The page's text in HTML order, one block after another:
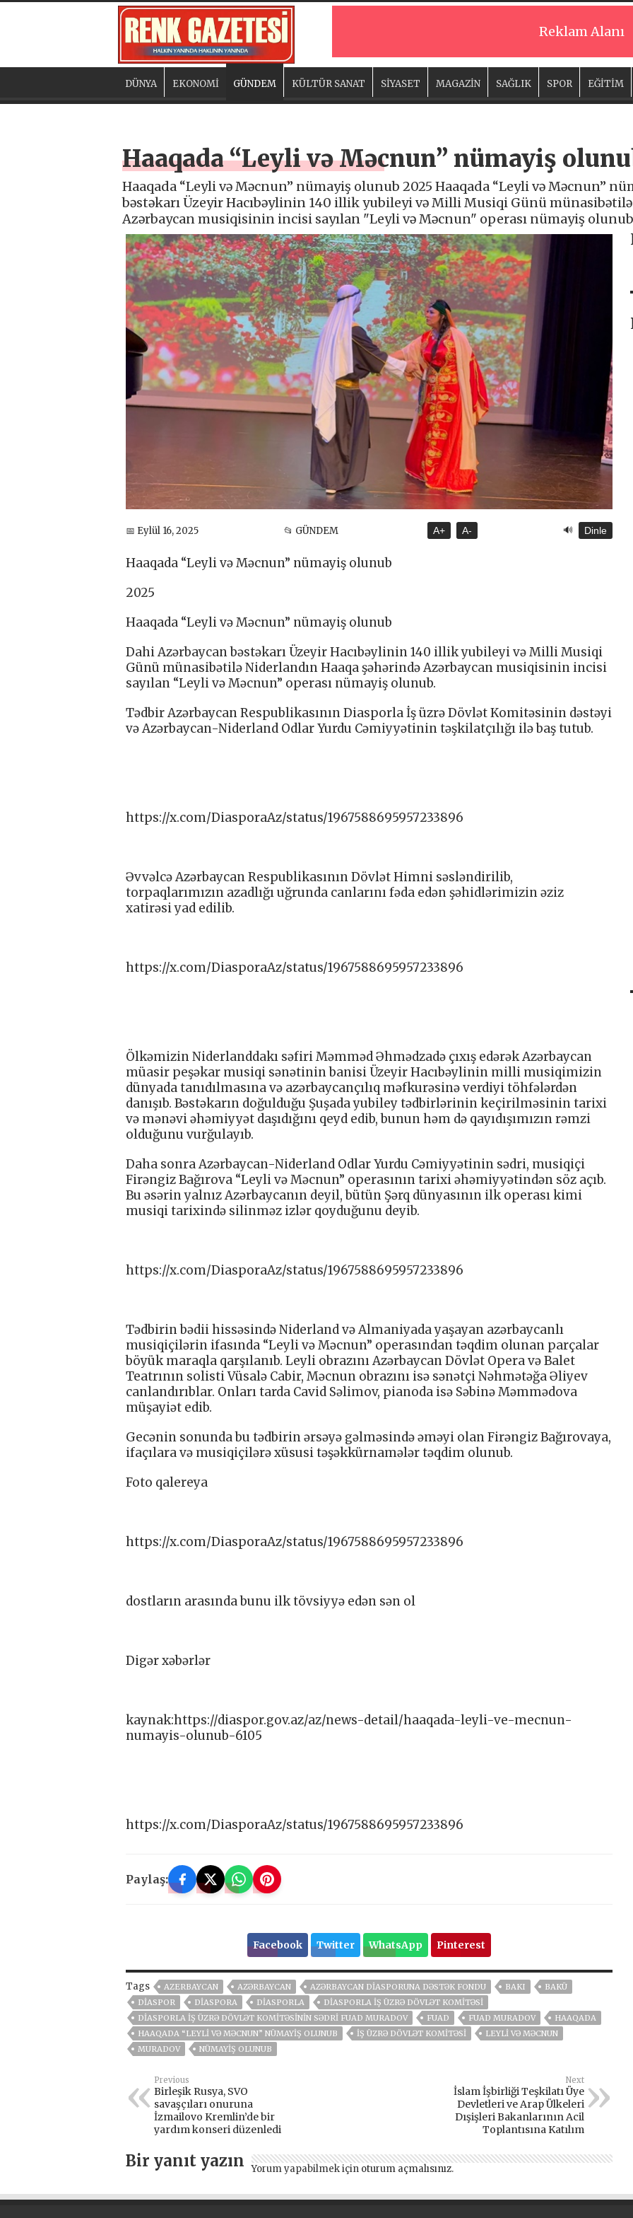
Reklam Alanı
DÜNYA EKONOMİ GÜNDEM KÜLTÜR SANAT SİYASET MAGAZİN SAĞLIK SPOR EĞİTİM
Haaqada “Leyli və Məcnun” nümayiş
Haaqada “Leyli və Məcnun” nümayiş olunub 2025 Haaqada “Leyli və Məcnun”
bəstəkarı Üzeyir Hacıbəylinin 140 illik yubileyi və Milli Musiqi Günü
Azərbaycan musiqisinin incisi sayılan "Leyli və Məcnun" operası nümayiş
📅 Eylül 16, 2025 📂 GÜNDEM A+ A- 🔊 Dinle
Haaqada “Leyli və Məcnun” nümayiş olunub
2025
Haaqada “Leyli və Məcnun” nümayiş olunub
Dahi Azərbaycan bəstəkarı Üzeyir Hacıbəylinin 140 illik yubileyi və Milli Musiqi
Günü münasibətilə Niderlandın Haaqa şəhərində Azərbaycan musiqisinin incisi
sayılan “Leyli və Məcnun” operası nümayiş olunub.
Tədbir Azərbaycan Respublikasının Diasporla İş üzrə Dövlət Komitəsinin dəstəyi
və Azərbaycan-Niderland Odlar Yurdu Cəmiyyətinin təşkilatçılığı ilə baş tutub.
https://x.com/DiasporaAz/status/1967588695957233896
Əvvəlcə Azərbaycan Respublikasının Dövlət Himni səsləndirilib,
torpaqlarımızın azadlığı uğrunda canlarını fəda edən şəhidlərimizin əziz
xatirəsi yad edilib.
https://x.com/DiasporaAz/status/1967588695957233896
Ölkəmizin Niderlanddakı səfiri Məmməd Əhmədzadə çıxış edərək Azərbaycan
müasir peşəkar musiqi sənətinin banisi Üzeyir Hacıbəylinin milli musiqimizin
dünyada tanıdılmasına və azərbaycançılıq məfkurəsinə verdiyi töhfələrdən
danışıb. Bəstəkarın doğulduğu Şuşada yubiley tədbirlərinin keçirilməsinin tarixi
və mənəvi əhəmiyyət daşıdığını qeyd edib, bunun həm də qayıdışımızın rəmzi
olduğunu vurğulayıb.
Daha sonra Azərbaycan-Niderland Odlar Yurdu Cəmiyyətinin sədri, musiqiçi
Firəngiz Bağırova “Leyli və Məcnun” operasının tarixi əhəmiyyətindən söz açıb.
Bu əsərin yalnız Azərbaycanın deyil, bütün Şərq dünyasının ilk operası kimi
musiqi tarixində silinməz izlər qoyduğunu deyib.
https://x.com/DiasporaAz/status/1967588695957233896
Tədbirin bədii hissəsində Niderland və Almaniyada yaşayan azərbaycanlı
musiqiçilərin ifasında “Leyli və Məcnun” operasından təqdim olunan parçalar
böyük maraqla qarşılanıb. Leyli obrazını Azərbaycan Dövlət Opera və Balet
Teatrının solisti Vüsalə Cabir, Məcnun obrazını isə sənətçi Nəhmətəğa Əliyev
canlandırıblar. Onları tarda Cavid Səlimov, pianoda isə Səbinə Məmmədova
müşayiət edib.
Gecənin sonunda bu tədbirin ərsəyə gəlməsində əməyi olan Firəngiz Bağırovaya,
ifaçılara və musiqiçilərə xüsusi təşəkkürnamələr təqdim olunub.
Foto qalereya
https://x.com/DiasporaAz/status/1967588695957233896
dostların arasında bunu ilk tövsiyyə edən sən ol
Digər xəbərlər
kaynak:https://diaspor.gov.az/az/news-detail/haaqada-leyli-ve-mecnun-
numayis-olunub-6105
https://x.com/DiasporaAz/status/1967588695957233896
Paylaş:
Facebook Twitter WhatsApp Pinterest
Tags AZERBAYCAN AZƏRBAYCAN AZƏRBAYCAN DIASPORUNA DƏSTƏK FONDU BAKI
BAKÜ
DIASPOR
DIASPORA DIASPORLA
DIASPORLA İŞ ÜZRƏ DÖVLƏT KOMITƏSI
DIASPORLA İŞ ÜZRƏ DÖVLƏT KOMITƏSININ SƏDRI FUAD MURADOV
FUAD FUAD MURADOV
HAAQADA
HAAQADA “LEYLI VƏ MƏCNUN” NÜMAYIŞ OLUNUB
İŞ ÜZRƏ DÖVLƏT KOMITƏSI
LEYLI VƏ MƏCNUN
MURADOV
NÜMAYIŞ OLUNUB
Previous
Birleşik Rusya, SVO
savaşçıları onuruna
İzmailovo Kremlin’de bir
yardım konseri düzenledi
Next
İslam İşbirliği Teşkilatı Üye
Devletleri ve Arap Ülkeleri
Dışişleri Bakanlarının Acil
Toplantısına Katılım
Bir yanıt yazın Yorum yapabilmek için oturum açmalısınız.